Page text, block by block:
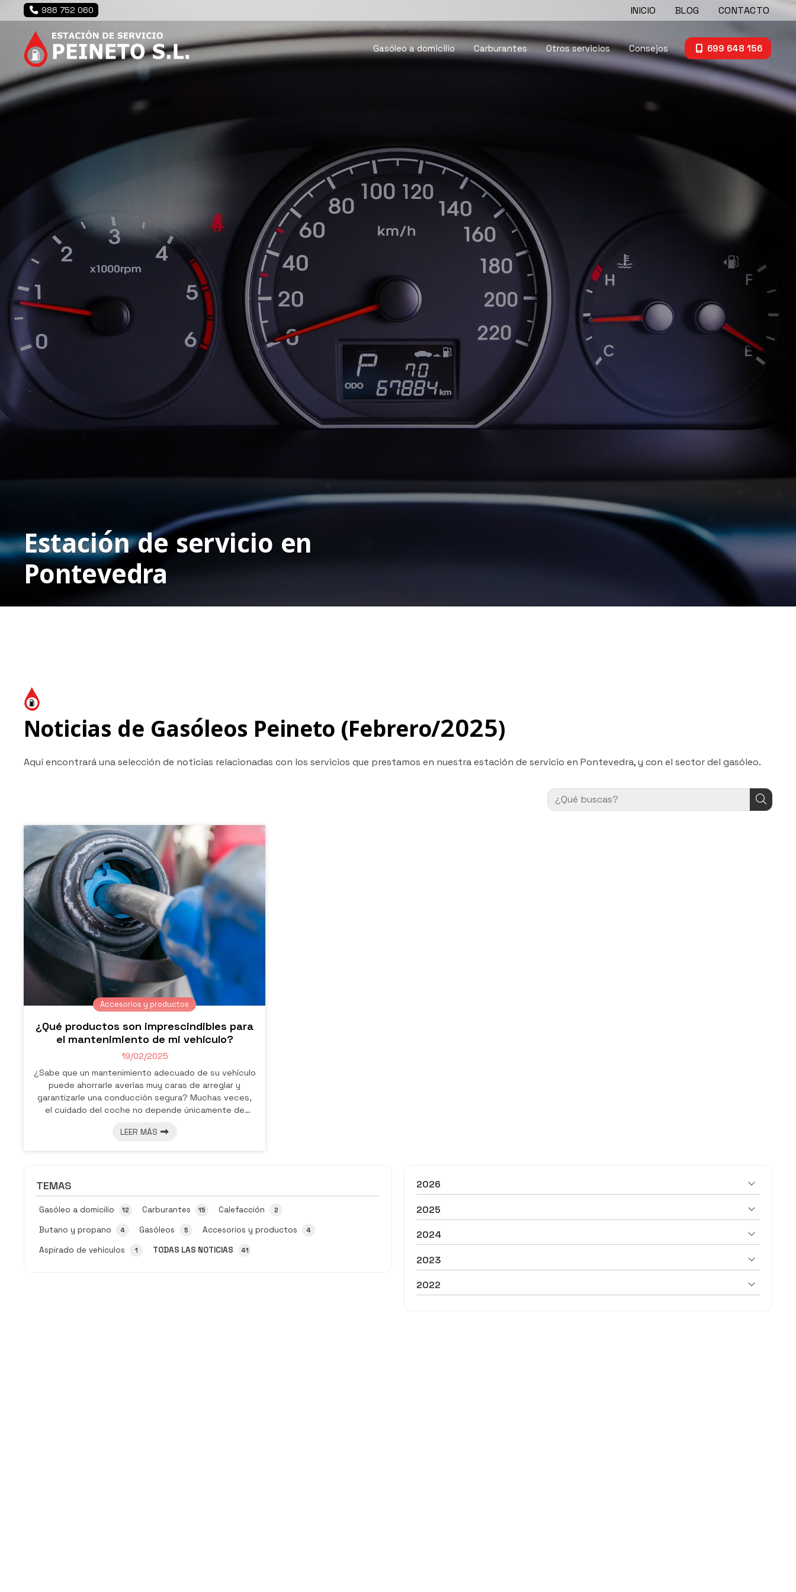
986 752 060 INICIO BLOG CONTACTO
Gasóleo a domicilio Carburantes Otros servicios Consejos 699 648 156
Estación de servicio en
Pontevedra
Noticias de Gasóleos Peineto (Febrero/2025)
Aquí encontrará una selección de noticias relacionadas con los servicios que prestamos en nuestra estación de servicio en Pontevedra, y con el sector del gasóleo.
TEMAS
TODAS LAS NOTICIAS 41
Gasóleo a domicilio 12 Carburantes 15 Calefacción 2
Butano y propano 4 Gasóleos 5 Accesorios y productos 4
Aspirado de vehículos 1
¿Qué productos son imprescindibles para
el mantenimiento de mi vehículo?
19/02/2025
Accesorios y productos
¿Sabe que un mantenimiento adecuado de su vehículo
puede ahorrarle averías muy caras de arreglar y
garantizarle una conducción segura? Muchas veces,
el cuidado del coche no depende únicamente de
contar con los productos correctos para su
para mantener su vehículo en óptimas condiciones y
así p...
LEER MÁS
2026
2025
2024
2023
2022